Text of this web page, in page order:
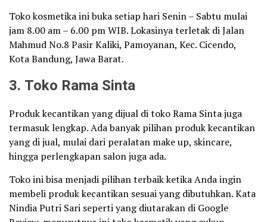
Toko kosmetika ini buka setiap hari Senin – Sabtu mulai
jam 8.00 am – 6.00 pm WIB. Lokasinya terletak di Jalan
Mahmud No.8 Pasir Kaliki, Pamoyanan, Kec. Cicendo,
Kota Bandung, Jawa Barat.
3. Toko Rama Sinta
Produk kecantikan yang dijual di toko Rama Sinta juga
termasuk lengkap. Ada banyak pilihan produk kecantikan
yang di jual, mulai dari peralatan make up, skincare,
hingga perlengkapan salon juga ada.
Toko ini bisa menjadi pilihan terbaik ketika Anda ingin
membeli produk kecantikan sesuai yang dibutuhkan. Kata
Nindia Putri Sari seperti yang diutarakan di Google